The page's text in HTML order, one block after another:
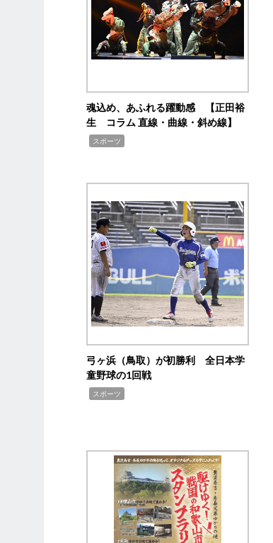
魂込め、あふれる躍動感 【正田裕
生 コラム 直線・曲線・斜め線】
スポーツ
弓ヶ浜（鳥取）が初勝利 全日本学
童野球の1回戦
スポーツ